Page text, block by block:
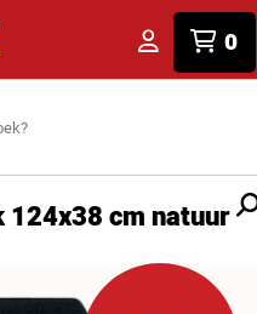
0
cm natuur